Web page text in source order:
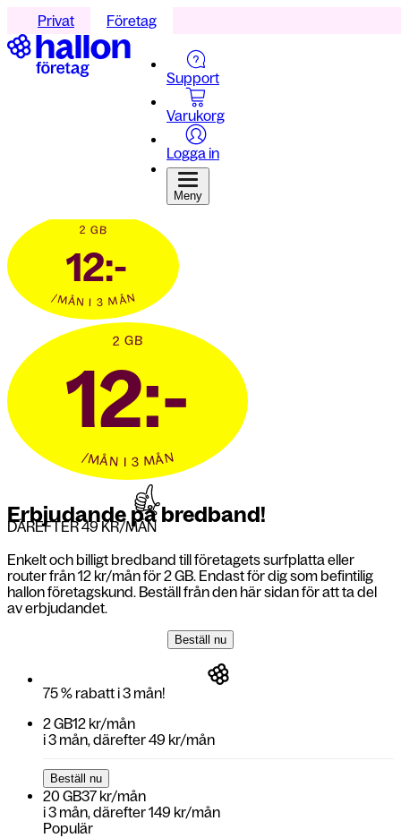
Privat Företag
Support
Varukorg
Logga in
Meny
2 GB
/MÅN I 3 MÅN
12:-
2 GB
/MÅN I 3 MÅN
12:-
DÄREFTER 49 KR/MÅN
Erbjudande på bredband!
Enkelt och billigt bredband till företagets surfplatta eller
router från 12 kr/mån för 2 GB. Endast för dig som befintilig
hallon företagskund. Beställ från den här sidan för att ta del
av erbjudandet.
Beställ nu
75 % rabatt i 3 mån!
2 GB12 kr/mån
i3 mån, därefter49 kr/mån
Beställ nu
20 GB37 kr/mån
i3 mån, därefter149 kr/mån
Populär